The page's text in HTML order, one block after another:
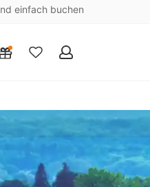
einfach buchen
Meine